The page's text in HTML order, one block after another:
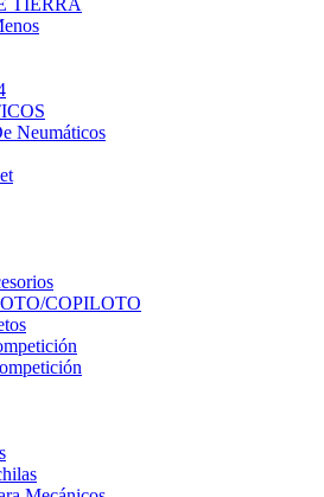
Neumáticos
COPILOTO
Mecánicos